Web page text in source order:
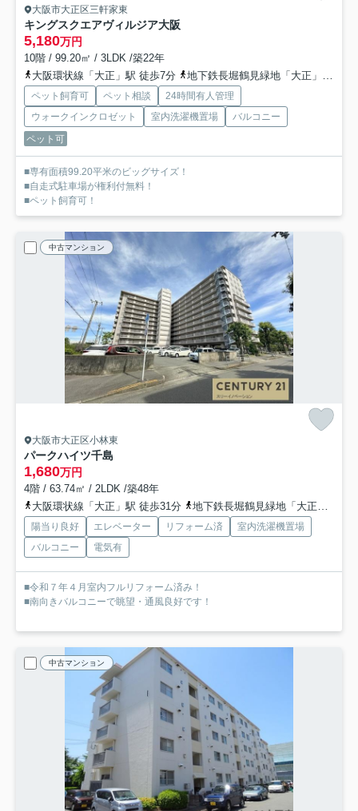
大阪市大正区三軒家東
キングスクエアヴィルジア大阪
5,180万円
10階 / 99.20㎡ / 3LDK /築22年
大阪環状線「大正」駅 徒歩7分
地下鉄長堀鶴見緑地「大正」駅 徒歩7分
ペット飼育可 ペット相談
24時間有人管理
ウォークインクロゼット
室内洗濯機置場
バルコニー
ペット可
■専有面積99.20平米のビッグサイズ！
■自走式駐車場が権利付無料！
■ペット飼育可！
中古マンション
大阪市大正区小林東
パークハイツ千島
1,680万円
4階 / 63.74㎡ / 2LDK /築48年
大阪環状線「大正」駅 徒歩31分
地下鉄長堀鶴見緑地「大正」駅 徒歩31分
陽当り良好 エレベーター リフォーム済
室内洗濯機置場
バルコニー
電気有
■令和７年４月室内フルリフォーム済み！
■南向きバルコニーで眺望・通風良好です！
中古マンション